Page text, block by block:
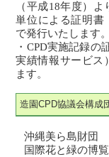
（平成18年度）
単位による証明書
で発行いたします。
・CPD実施記録の
実績情報サービス
ます。
造園CPD協議会構成
沖縄美ら島財団
国際花と緑の博